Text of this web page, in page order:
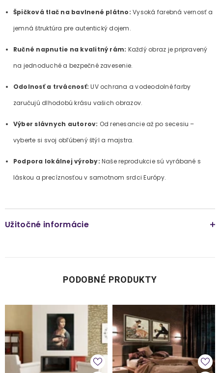
Špičková tlač na bavlnené plátno: Vysoká farebná vernosť a
jemná štruktúra pre autentický dojem.
Ručné napnutie na kvalitný rám: Každý obraz je pripravený
na jednoduché a bezpečné zavesenie.
Odolnosť a trvácnosť: UV ochrana a vodeodolné farby
zaručujú dlhodobú krásu vašich obrazov.
Výber slávnych autorov: Od renesancie až po secesiu –
vyberte si svoj obľúbený štýl a majstra.
Podpora lokálnej výroby: Naše reprodukcie sú vyrábané s
láskou a precíznosťou v samotnom srdci Európy.
Užitočné informácie
PODOBNÉ PRODUKTY